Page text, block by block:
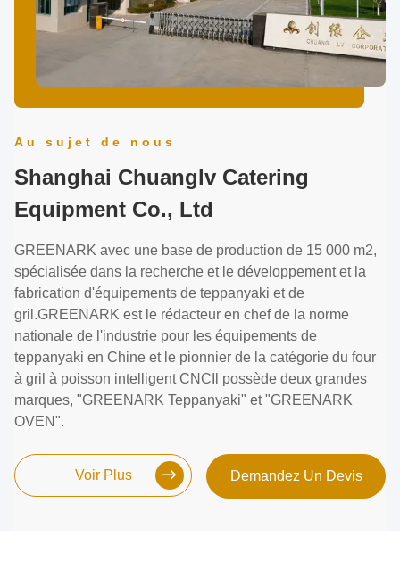
Au sujet de nous
Shanghai Chuanglv Catering
Equipment Co., Ltd
GREENARK avec une base de production de 15 000 m2,
spécialisée dans la recherche et le développement et la
fabrication d'équipements de teppanyaki et de
gril.GREENARK est le rédacteur en chef de la norme
nationale de l'industrie pour les équipements de
teppanyaki en Chine et le pionnier de la catégorie du four
à gril à poisson intelligent CNCIl possède deux grandes
marques, "GREENARK Teppanyaki" et "GREENARK
OVEN".
Voir Plus Demandez Un Devis